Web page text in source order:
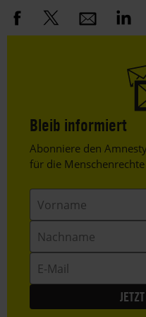
Bleib informiert
Header
Text
Abonniere den
für die
Mail